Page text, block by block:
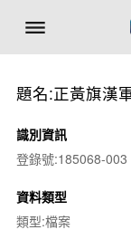
題名:正黃旗漢
識別資訊
登錄號:185068-003
資料類型
類型:檔案